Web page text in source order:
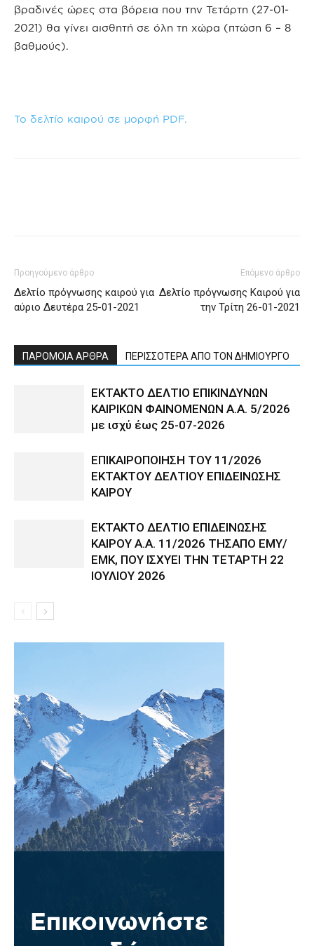
βραδινές ώρες στα βόρεια που την Τετάρτη (27-01-
2021) θα γίνει αισθητή σε όλη τη χώρα (πτώση 6 – 8
βαθμούς).
Το δελτίο καιρού σε μορφή PDF.
Προηγούμενο άρθρο
Δελτίο πρόγνωσης καιρού για
αύριο Δευτέρα 25-01-2021
Επόμενο άρθρο
Δελτίο πρόγνωσης Καιρού για
την Τρίτη 26-01-2021
ΠΑΡΟΜΟΙΑ ΑΡΘΡΑ ΠΕΡΙΣΣΟΤΕΡΑ ΑΠΟ ΤΟΝ ΔΗΜΙΟΥΡΓΟ
ΕΚΤΑΚΤΟ ΔΕΛΤΙΟ ΕΠΙΚΙΝΔΥΝΩΝ
ΚΑΙΡΙΚΩΝ ΦΑΙΝΟΜΕΝΩΝ Α.Α. 5/2026
με ισχύ έως 25-07-2026
ΕΠΙΚΑΙΡΟΠΟΙΗΣΗ ΤΟΥ 11/2026
ΕΚΤΑΚΤΟΥ ΔΕΛΤΙΟΥ ΕΠΙΔΕΙΝΩΣΗΣ
ΚΑΙΡΟΥ
ΕΚΤΑΚΤΟ ΔΕΛΤΙΟ ΕΠΙΔΕΙΝΩΣΗΣ
ΚΑΙΡΟΥ Α.Α. 11/2026 ΤΗΣΑΠΟ ΕΜΥ/
ΕΜΚ, ΠΟΥ ΙΣΧΥΕΙ ΤΗΝ ΤΕΤΑΡΤΗ 22
ΙΟΥΛΙΟΥ 2026